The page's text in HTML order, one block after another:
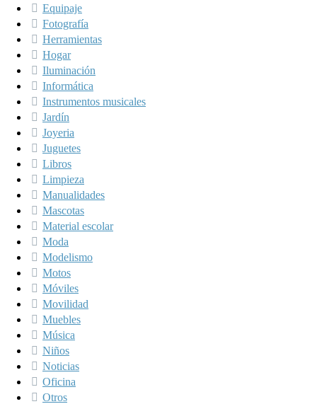
Equipaje
Fotografía
Herramientas
Hogar
Iluminación
Informática
Instrumentos musicales
Jardín
Joyeria
Juguetes
Libros
Limpieza
Manualidades
Mascotas
Material escolar
Moda
Modelismo
Motos
Móviles
Movilidad
Muebles
Música
Niños
Noticias
Oficina
Otros